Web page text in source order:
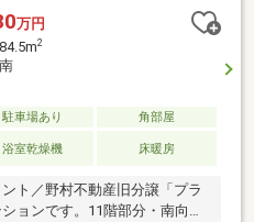
万円
2
駐車場あり
角部屋
浴室乾燥機 床暖房
ト／野村不動産旧分譲「プラ
ョンです。11階部分・南向き